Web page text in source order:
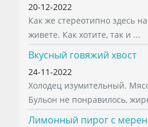
20-12-2022
Как же стереотипно здесь
живете. Как хотите, так и ...
Вкусный говяжий хвост
24-11-2022
Холодец изумительный.
Бульон не понравилось,
Лимонный пирог с